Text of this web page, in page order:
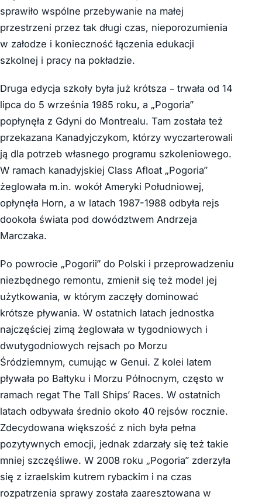
sprawiło wspólne przebywanie na małej
przestrzeni przez tak długi czas, nieporozumienia
w załodze i konieczność łączenia edukacji
szkolnej i pracy na pokładzie.
Druga edycja szkoły była już krótsza – trwała od 14
lipca do 5 września 1985 roku, a „Pogoria”
popłynęła z Gdyni do Montrealu. Tam została też
przekazana Kanadyjczykom, którzy wyczarterowali
ją dla potrzeb własnego programu szkoleniowego.
W ramach kanadyjskiej Class Afloat „Pogoria”
żeglowała m.in. wokół Ameryki Południowej,
opłynęła Horn, a w latach 1987-1988 odbyła rejs
dookoła świata pod dowództwem Andrzeja
Marczaka.
Po powrocie „Pogorii” do Polski i przeprowadzeniu
niezbędnego remontu, zmienił się też model jej
użytkowania, w którym zaczęły dominować
krótsze pływania. W ostatnich latach jednostka
najczęściej zimą żeglowała w tygodniowych i
dwutygodniowych rejsach po Morzu
Śródziemnym, cumując w Genui. Z kolei latem
pływała po Bałtyku i Morzu Północnym, często w
ramach regat The Tall Ships’ Races. W ostatnich
latach odbywała średnio około 40 rejsów rocznie.
Zdecydowana większość z nich była pełna
pozytywnych emocji, jednak zdarzały się też takie
mniej szczęśliwe. W 2008 roku „Pogoria” zderzyła
się z izraelskim kutrem rybackim i na czas
rozpatrzenia sprawy została zaaresztowana w